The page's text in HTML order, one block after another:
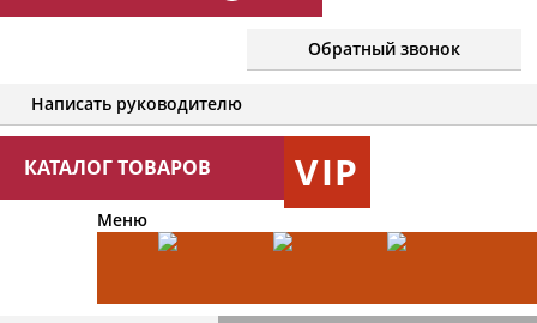
Обратный звонок
Написать руководителю
КАТАЛОГ ТОВАРОВ VIP
Меню